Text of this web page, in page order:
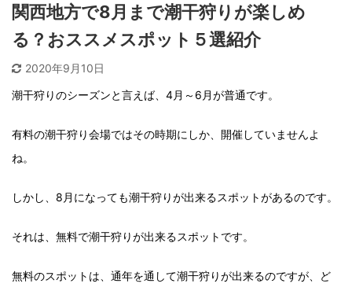
関西地方で8月まで潮干狩りが楽しめ
る？おススメスポット５選紹介
2020年9月10日
潮干狩りのシーズンと言えば、4月～6月が普通です。
有料の潮干狩り会場ではその時期にしか、開催していませんよ
ね。
しかし、8月になっても潮干狩りが出来るスポットがあるのです。
それは、無料で潮干狩りが出来るスポットです。
無料のスポットは、通年を通して潮干狩りが出来るのですが、ど